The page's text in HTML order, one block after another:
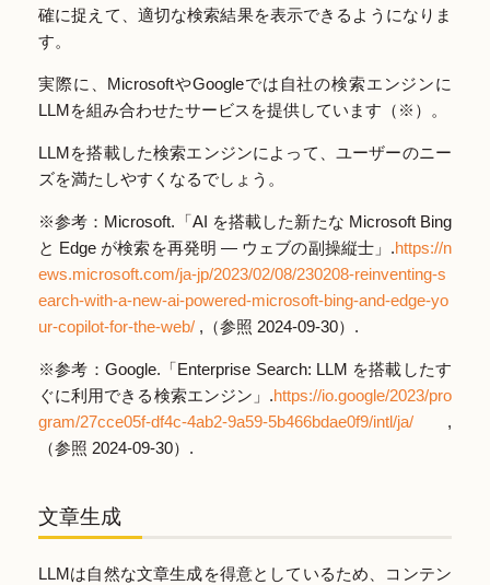
確に捉えて、適切な検索結果を表示できるようになりま
す。
実際に、MicrosoftやGoogleでは自社の検索エンジンに
LLMを組み合わせたサービスを提供しています（※）。
LLMを搭載した検索エンジンによって、ユーザーのニー
ズを満たしやすくなるでしょう。
※参考：Microsoft.「AI を搭載した新たな Microsoft Bing
と Edge が検索を再発明 ― ウェブの副操縦士」.https://n
ews.microsoft.com/ja-jp/2023/02/08/230208-reinventing-s
earch-with-a-new-ai-powered-microsoft-bing-and-edge-yo
ur-copilot-for-the-web/ ,（参照 2024-09-30）.
※参考：Google.「Enterprise Search: LLM を搭載したす
ぐに利用できる検索エンジン」.https://io.google/2023/pro
gram/27cce05f-df4c-4ab2-9a59-5b466bdae0f9/intl/ja/ ,
（参照 2024-09-30）.
文章生成
LLMは自然な文章生成を得意としているため、コンテン